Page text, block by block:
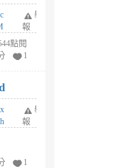
舉
報
點閱
1
舉
報
1